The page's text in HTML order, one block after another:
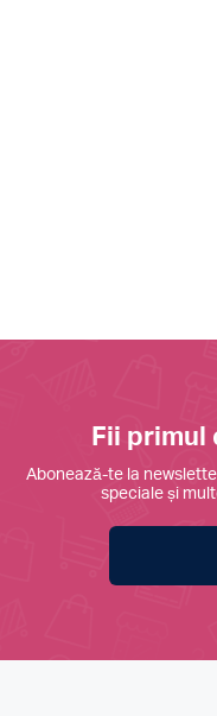
Fii primul
Abonează-te la
speciale și